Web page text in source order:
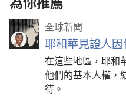
全球新聞
耶和華見證人
在這些地區，耶和
他們的基本人權，
待。